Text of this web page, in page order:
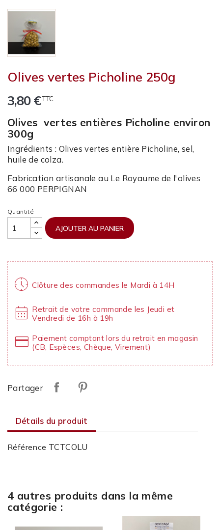
Olives vertes Picholine 250g
3,80 €TTC
Olives vertes entières Picholine environ
300g
Ingrédients : Olives vertes entière Picholine, sel,
huile de colza.
Fabrication artisanale au Le Royaume de l'olives
66 000 PERPIGNAN
Quantité
AJOUTER AU PANIER
nest_clock_farsight_analog Clôture des commandes le Mardi à 14H
calendar_month Retrait de votre commande les Jeudi et
Vendredi de 16h à 19h
credit_card Paiement comptant lors du retrait en magasin
(CB, Espèces, Chèque, Virement)
Partager
Détails du produit
Référence TCTCOLU
4 autres produits dans la même
catégorie :